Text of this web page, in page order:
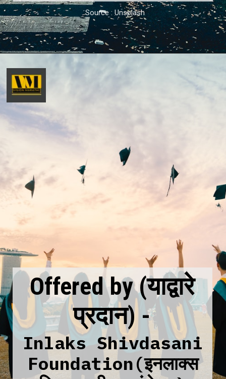
Source : Unsplash
Offered by (याद्वारे
प्रदान) -
Inlaks Shivdasani
Foundation(इनलाक्स